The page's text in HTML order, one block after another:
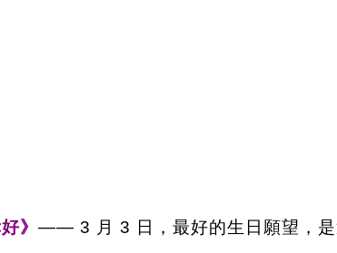
》 —— 3 月 3 日，最好的生日願望，是